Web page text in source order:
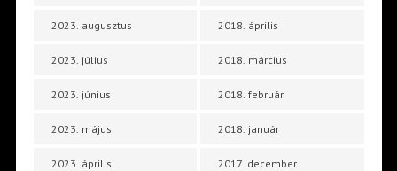
2023. augusztus
2023. július
2023. június
2023. május
2023. április
2018. április
2018. március
2018. február
2018. január
2017. december